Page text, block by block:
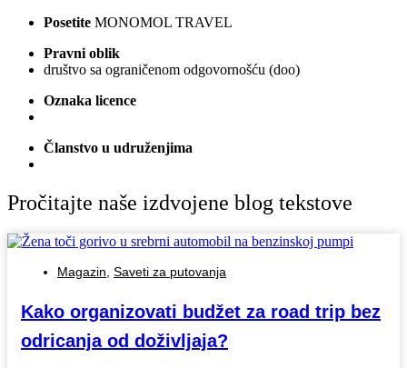
Posetite MONOMOL TRAVEL
Pravni oblik
društvo sa ograničenom odgovornošću (doo)
Oznaka licence
Članstvo u udruženjima
Pročitajte naše izdvojene blog tekstove
Magazin Saveti za putovanja
Kako organizovati budžet za road trip bez
odricanja od doživljaja?